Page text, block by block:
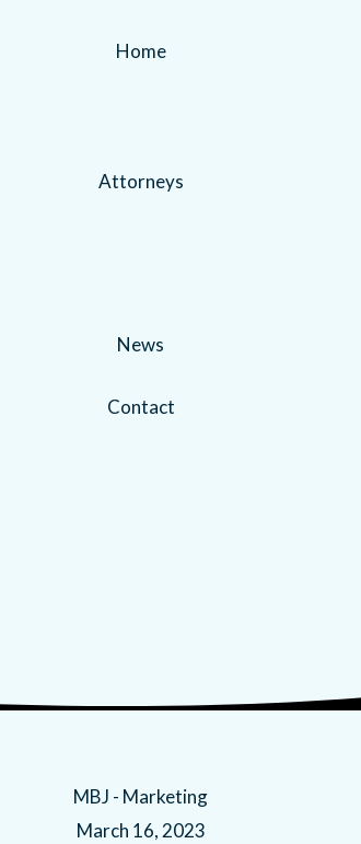
Home
Attorneys
News
Contact
MBJ - Marketing
March 16, 2023